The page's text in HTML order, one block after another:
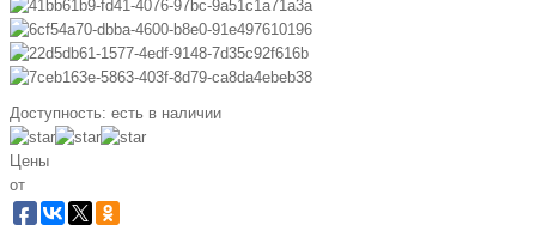
Доступность: есть в наличии
Цены
от